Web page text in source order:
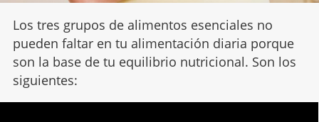
Los tres grupos de alimentos esenciales no
pueden faltar en tu alimentación diaria porque
son la base de tu equilibrio nutricional. Son los
siguientes: